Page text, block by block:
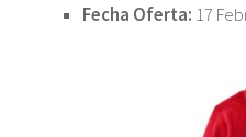
Fecha Oferta: 17